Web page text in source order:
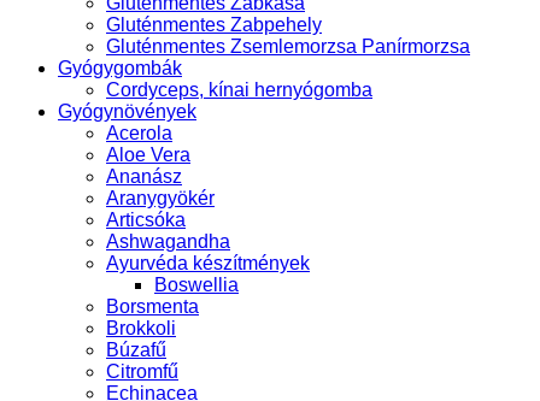
Gluténmentes Zabpehely
Gluténmentes Zsemlemorzsa Panírmorzsa
Gyógygombák
Cordyceps, kínai hernyógomba
Gyógynövények
Acerola
Aloe Vera
Ananász
Aranygyökér
Articsóka
Ashwagandha
Ayurvéda készítmények
Boswellia
Borsmenta
Brokkoli
Búzafű
Citromfű
Echinacea